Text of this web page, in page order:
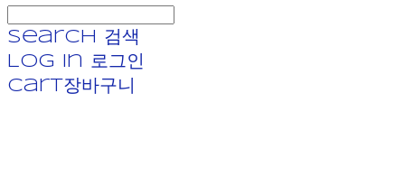
Search
검색
Log In
로그인
Cart장바구니